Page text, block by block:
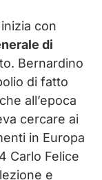
con
di
Bernardino
di fatto
all’epoca
cercare ai
in Europa
Carlo Felice
e